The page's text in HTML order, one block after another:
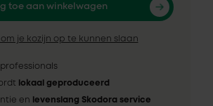
toe aan winkelwagen
om je kozijn op te kunnen slaan
lokaal geproduceerd
en levenslang Skodora service